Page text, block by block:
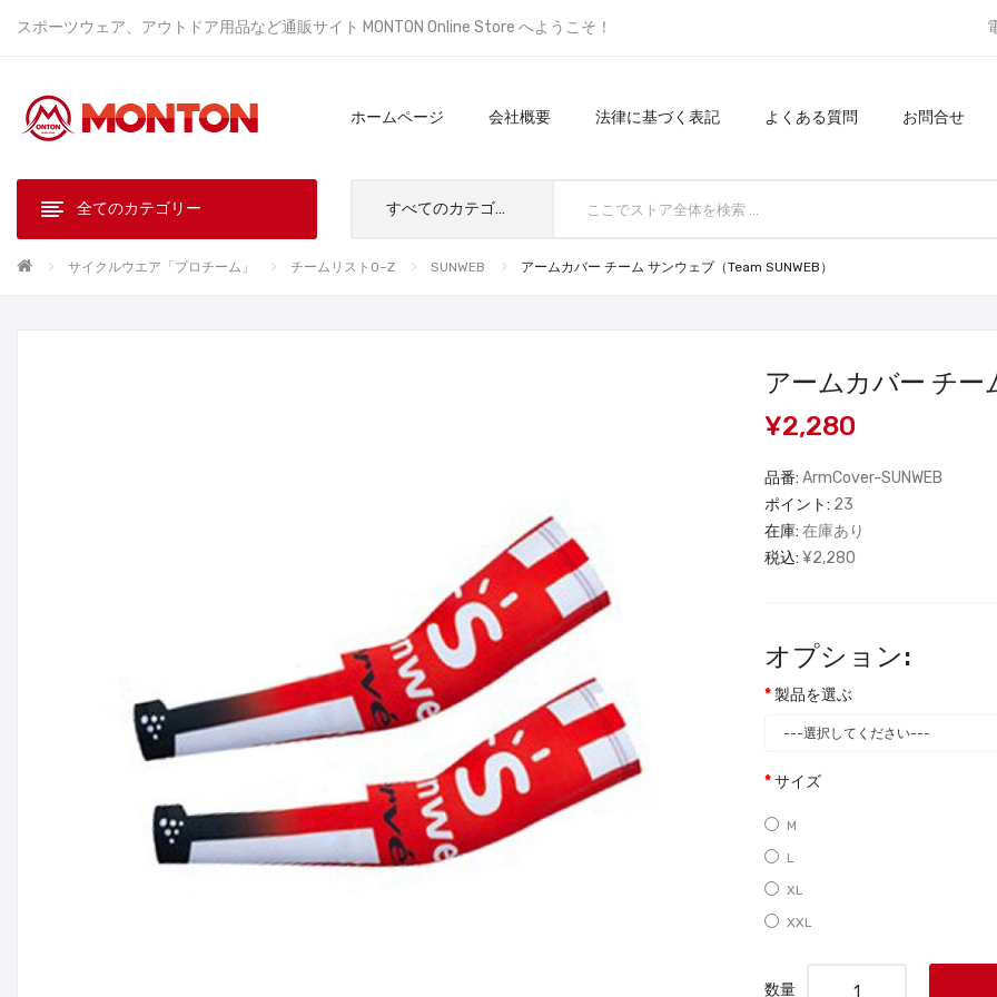
スポーツウェア、アウトドア用品など通販サイト MONTON Online Store へようこそ！
ホームページ 会社概要 法律に基づく表記 よくある質問 お問合せ
全てのカテゴリー すべてのカテゴリ
サイクルウエア「プロチーム」 チームリストO~Z SUNWEB アームカバー チーム サンウェブ（team SUNWEB）
アームカバー チー
¥2,280
品番: ArmCover-SUNWEB
ポイント: 23
在庫: 在庫あり
税込: ¥2,280
オプション:
製品を選ぶ
サイズ
M
L
XL
XXL
数量